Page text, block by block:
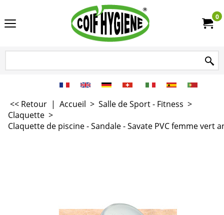
0
<< Retour | Accueil > Salle de Sport - Fitness >
Claquette >
Claquette de piscine - Sandale - Savate PVC femme vert